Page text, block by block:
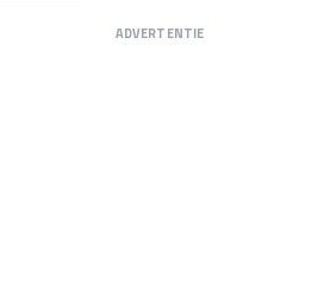
ADVERTENTIE